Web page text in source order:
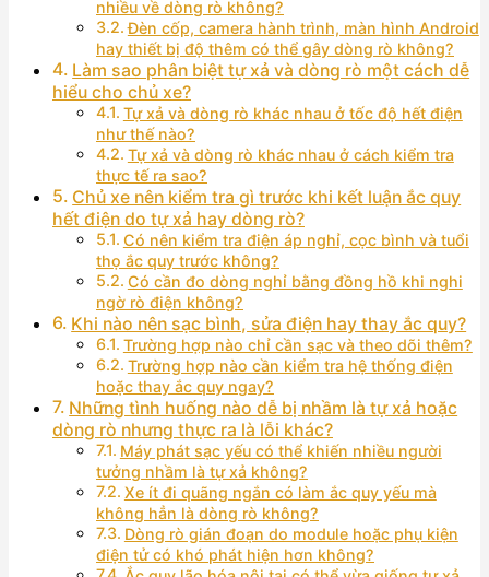
nhiều về dòng rò không?
Đèn cốp, camera hành trình, màn hình Android
hay thiết bị độ thêm có thể gây dòng rò không?
Làm sao phân biệt tự xả và dòng rò một cách dễ
hiểu cho chủ xe?
Tự xả và dòng rò khác nhau ở tốc độ hết điện
như thế nào?
Tự xả và dòng rò khác nhau ở cách kiểm tra
thực tế ra sao?
Chủ xe nên kiểm tra gì trước khi kết luận ắc quy
hết điện do tự xả hay dòng rò?
Có nên kiểm tra điện áp nghỉ, cọc bình và tuổi
thọ ắc quy trước không?
Có cần đo dòng nghỉ bằng đồng hồ khi nghi
ngờ rò điện không?
Khi nào nên sạc bình, sửa điện hay thay ắc quy?
Trường hợp nào chỉ cần sạc và theo dõi thêm?
Trường hợp nào cần kiểm tra hệ thống điện
hoặc thay ắc quy ngay?
Những tình huống nào dễ bị nhầm là tự xả hoặc
dòng rò nhưng thực ra là lỗi khác?
Máy phát sạc yếu có thể khiến nhiều người
tưởng nhầm là tự xả không?
Xe ít đi quãng ngắn có làm ắc quy yếu mà
không hẳn là dòng rò không?
Dòng rò gián đoạn do module hoặc phụ kiện
điện tử có khó phát hiện hơn không?